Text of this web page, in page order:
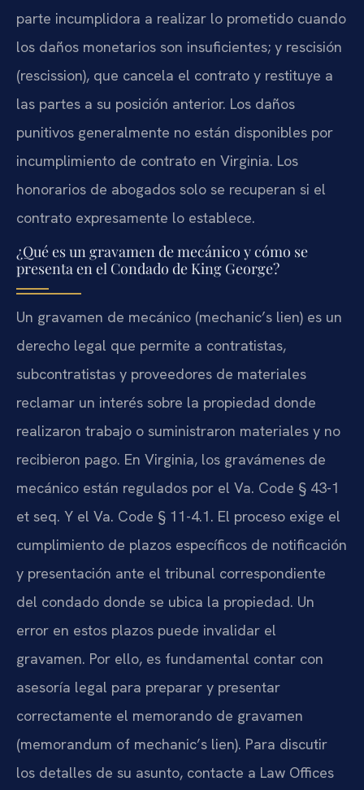
parte incumplidora a realizar lo prometido cuando
los daños monetarios son insuficientes; y rescisión
(rescission), que cancela el contrato y restituye a
las partes a su posición anterior. Los daños
punitivos generalmente no están disponibles por
incumplimiento de contrato en Virginia. Los
honorarios de abogados solo se recuperan si el
contrato expresamente lo establece.
¿Qué es un gravamen de mecánico y cómo se
presenta en el Condado de King George?
Un gravamen de mecánico (mechanic’s lien) es un
derecho legal que permite a contratistas,
subcontratistas y proveedores de materiales
reclamar un interés sobre la propiedad donde
realizaron trabajo o suministraron materiales y no
recibieron pago. En Virginia, los gravámenes de
mecánico están regulados por el Va. Code § 43-1
et seq. Y el Va. Code § 11-4.1. El proceso exige el
cumplimiento de plazos específicos de notificación
y presentación ante el tribunal correspondiente
del condado donde se ubica la propiedad. Un
error en estos plazos puede invalidar el
gravamen. Por ello, es fundamental contar con
asesoría legal para preparar y presentar
correctamente el memorando de gravamen
(memorandum of mechanic’s lien). Para discutir
los detalles de su asunto, contacte a Law Offices